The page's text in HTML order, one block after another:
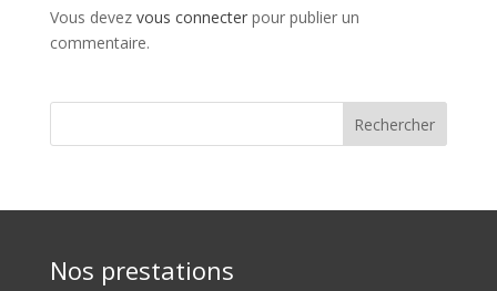
Vous devez vous connecterpour publier un
commentaire.
Nos prestations